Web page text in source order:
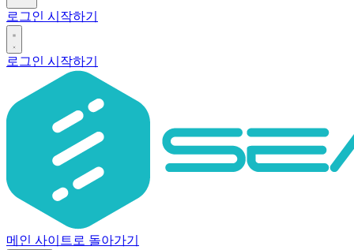
로그인 시작하기
로그인 시작하기
메인 사이트로 돌아가기